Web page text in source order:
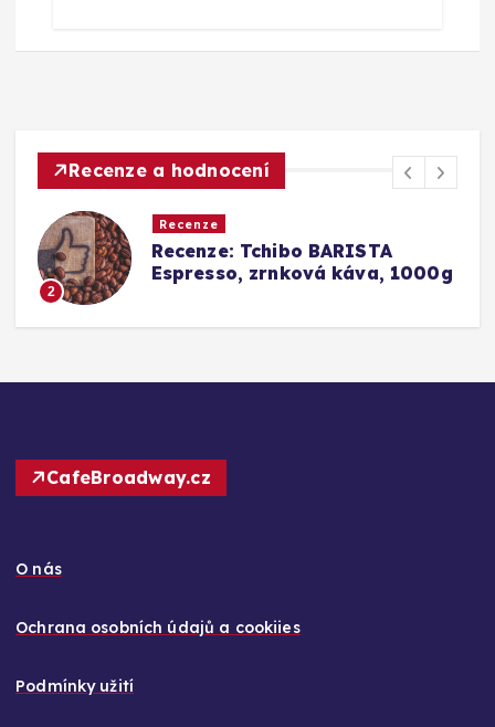
Recenze a hodnocení
2
Recenze
Recenze: Tchibo BARISTA
Espresso, zrnková káva, 1000g
CafeBroadway.cz
O nás
Ochrana osobních údajů a cookiies
Podmínky užití